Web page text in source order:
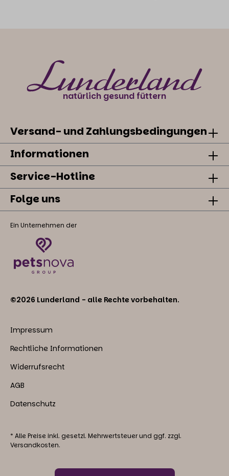
natürlich gesund füttern
Versand- und Zahlungsbedingungen
Informationen
Service-Hotline
Folge uns
Ein Unternehmen der
©2026 Lunderland - alle Rechte vorbehalten.
Impressum
Rechtliche Informationen
Widerrufsrecht
AGB
Datenschutz
* Alle Preise inkl. gesetzl. Mehrwertsteuer und ggf. zzgl.
Versandkosten.